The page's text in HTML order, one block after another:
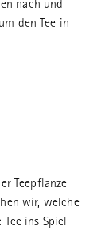
nach und
den Tee in
Teepflanze
wir, welche
ins Spiel